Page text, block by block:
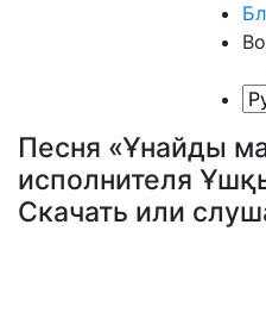
Песня «Ұнайды
исполнителя
Скачать или